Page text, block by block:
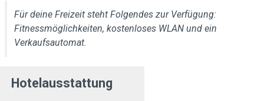
Für deine Freizeit steht Folgendes zur Verfügung:
Fitnessmöglichkeiten, kostenloses WLAN und ein
Verkaufsautomat.
Hotelausstattung